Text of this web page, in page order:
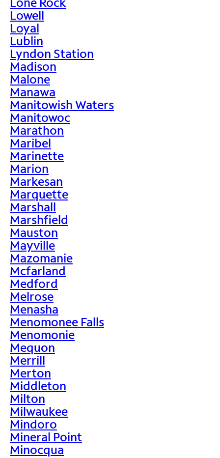
Lowell
Loyal
Lublin
Lyndon Station
Madison
Malone
Manawa
Manitowish Waters
Manitowoc
Marathon
Maribel
Marinette
Marion
Markesan
Marquette
Marshall
Marshfield
Mauston
Mayville
Mazomanie
Mcfarland
Medford
Melrose
Menasha
Menomonee Falls
Menomonie
Mequon
Merrill
Merton
Middleton
Milton
Milwaukee
Mindoro
Mineral Point
Minocqua